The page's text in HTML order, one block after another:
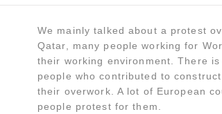
We mainly talked about a protest
Qatar, many people working for
their working environment. There
people who contributed to
their overwork. A lot of European
people protest for them.